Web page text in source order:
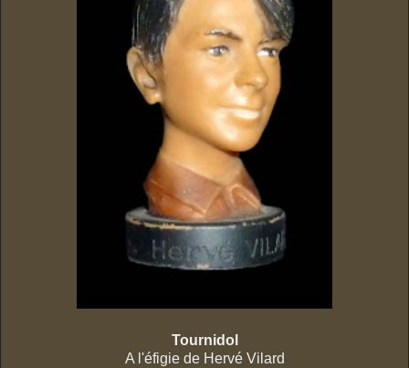
Tournidol
A l'éfigie de Hervé Vilard